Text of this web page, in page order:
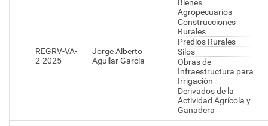
REGRV-VA-
2-2025
Jorge Alberto
Aguilar Garcia
Bienes
Agropecuarios
Construcciones
Rurales
Predios Rurales
Silos
Obras de
Infraestructura para
Irrigación
Derivados de la
Actividad Agrícola y
Ganadera